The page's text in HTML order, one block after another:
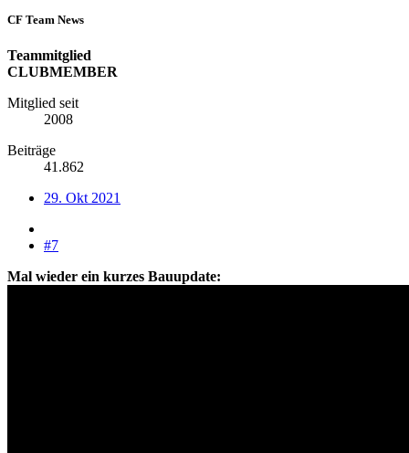
CF Team News
Teammitglied
CLUBMEMBER
Mitglied seit
2008
Beiträge
41.862
29. Okt 2021
#7
Mal wieder ein kurzes Bauupdate: